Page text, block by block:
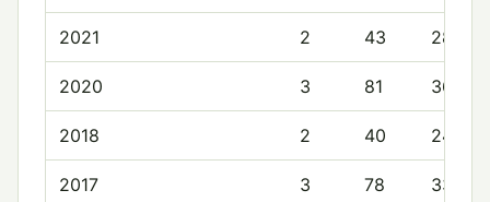
2021 2 43 28.5
2020 3 81 36.0
2018 2 40 24.0
2017 3 78 33.0